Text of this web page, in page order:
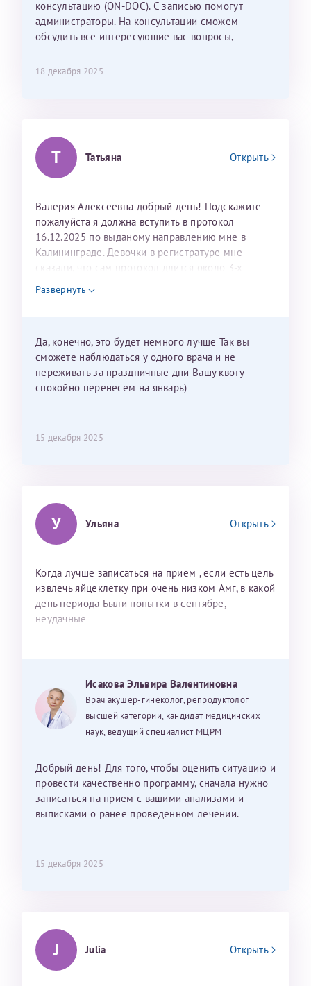
лёгкое и простое. Вообще в данной клинике весь
персонал очень вежливый и чуткий, прям приятно
находиться. Мы собираемся туда ещё за вторым
Рафаильевичу, нашему волшебнику, без каких либо
Репродуктологи
26 июля 2026
консультацию (ON-DOC). С записью помогут
администраторы. На консультации сможем
обсудить все интересующие вас вопросы,
18 декабря 2025
Т Татьяна Открыть
Валерия Алексеевна добрый день! Подскажите
пожалуйста я должна вступить в протокол
16.12.2025 по выданому направлению мне в
Калининграде. Девочки в регистратуре мне
сказали, что сам протокол длится около 3-х
недель и 3 недели я должна находится в Питере.
Можно мне новый год провести в Калининграде и
Развернуть
Да, конечно, это будет немного лучше Так вы
сможете наблюдаться у одного врача и не
переживать за праздничные дни Вашу квоту
спокойно перенесем на январь)
15 декабря 2025
У Ульяна Открыть
Когда лучше записаться на прием , если есть цель
извлечь яйцеклетку при очень низком Амг, в какой
день периода Были попытки в сентябре,
неудачные
Исакова Эльвира Валентиновна
Врач акушер-гинеколог, репродуктолог
высшей категории, кандидат медицинских
наук, ведущий специалист МЦРМ
Добрый день! Для того, чтобы оценить ситуацию и
провести качественно программу, сначала нужно
записаться на прием с вашими анализами и
выписками о ранее проведенном лечении.
15 декабря 2025
J Julia Открыть